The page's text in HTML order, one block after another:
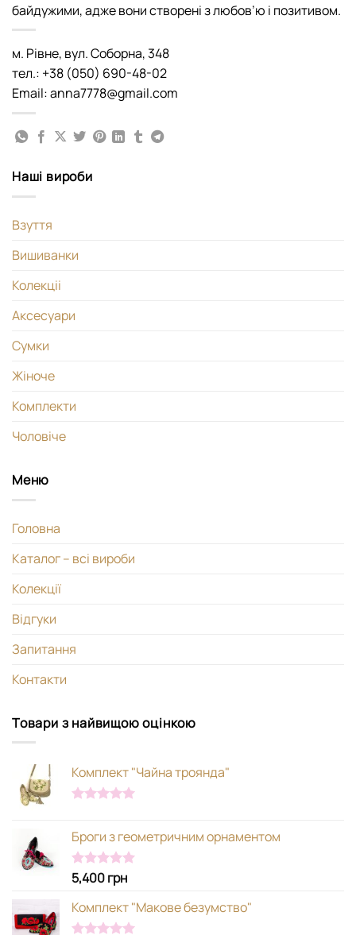
байдужими, адже вони створені з любов’ю і позитивом.
м. Рівне, вул. Соборна, 348
тел.: +38 (050) 690-48-02
Email: anna7778@gmail.com
Наші вироби
Взуття
Вишиванки
Колекціі
Аксесуари
Сумки
Жіноче
Комплекти
Чоловіче
Меню
Головна
Каталог – всі вироби
Колекції
Відгуки
Запитання
Контакти
Товари з найвищою оцінкою
Комплект "Чайна троянда"
Броги з геометричним орнаментом
Оцінено в
з 5
5,400грн
Комплект "Макове безумство"